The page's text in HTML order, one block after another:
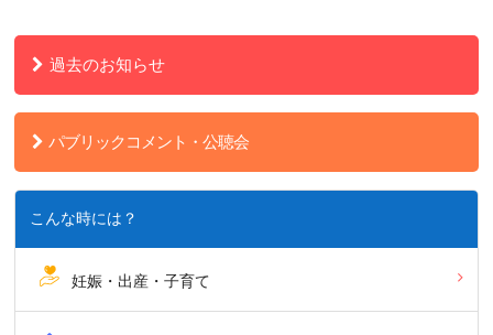
過去のお知らせ
パブリックコメント・公聴会
こんな時には？
妊娠・出産・子育て